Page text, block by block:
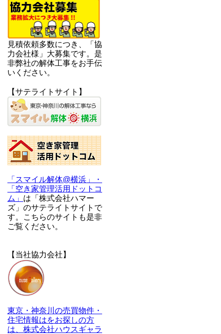
見積依頼多数につき、「協
力会社様」大募集です。是
非弊社の解体工事をお手伝
いください。
【サテライトサイト】
「スマイル解体@横浜」・
「空き家管理活用ドットコ
ム」 は「株式会社ハマー
ズ」のサテライトサイトで
す。こちらのサイトも是非
ご覧ください。
【当社協力会社】
東京・神奈川の売買物件・
住宅情報はをお探しの方
は、株式会社ハウスギャラ